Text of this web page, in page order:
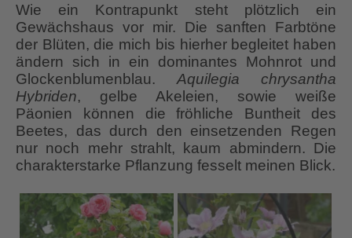
Wie ein Kontrapunkt steht plötzlich ein
Gewächshaus vor mir. Die sanften Farbtöne
der Blüten, die mich bis hierher begleitet haben
ändern sich in ein dominantes Mohnrot und
Glockenblumenblau. Aquilegia chrysantha
Hybriden, gelbe Akeleien, sowie weiße
Päonien können die fröhliche Buntheit des
Beetes, das durch den einsetzenden Regen
nur noch mehr strahlt, kaum abmindern. Die
charakterstarke Pflanzung fesselt meinen Blick.